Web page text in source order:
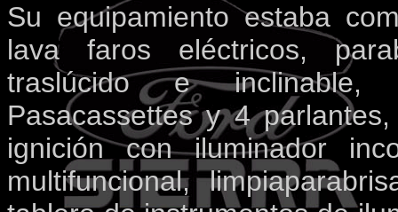
Su equipamiento estaba
lava faros eléctricos,
traslúcido e inclinable,
Pasacassettes y 4
ignición con iluminador
multifuncional,